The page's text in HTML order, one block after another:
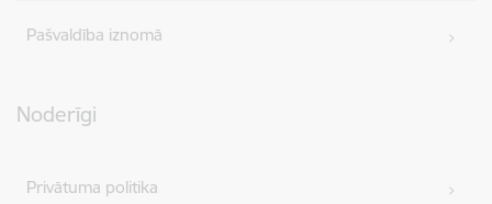
Pašvaldība iznomā
Noderīgi
Privātuma politika